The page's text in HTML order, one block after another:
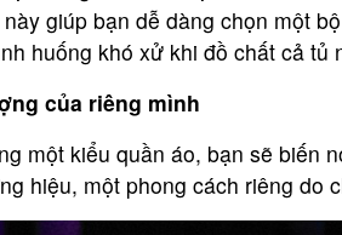
giúp bạn dễ dàng chọn một
huống khó xử khi đồ chất cả tủ
của riêng mình
một kiểu quần áo, bạn sẽ biến
hiệu, một phong cách riêng do